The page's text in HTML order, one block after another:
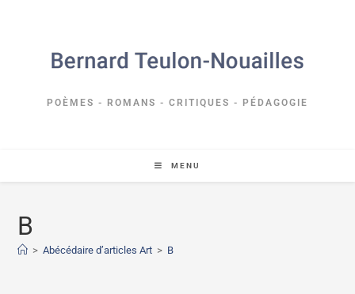
POÈMES - ROMANS - CRITIQUES - PÉDAGOGIE
MENU
B
> Abécédaire d’articles Art > B